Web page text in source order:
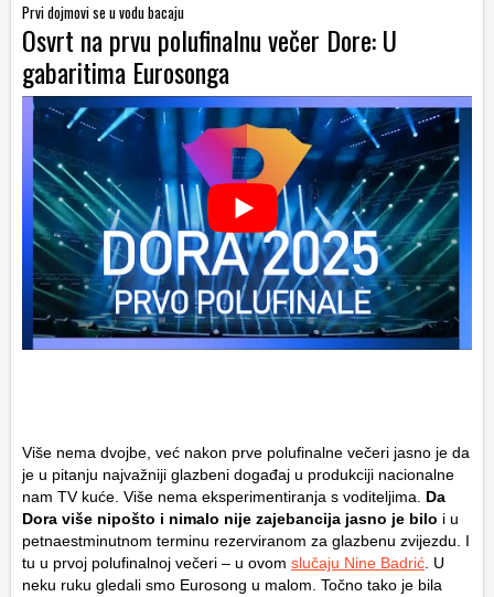
Prvi dojmovi se u vodu bacaju
Osvrt na prvu polufinalnu večer Dore: U
gabaritima Eurosonga
Više nema dvojbe, već nakon prve polufinalne večeri jasno je da
je u pitanju najvažniji glazbeni događaj u produkciji nacionalne
nam TV kuće. Više nema eksperimentiranja s voditeljima.
Da
Dora više nipošto i nimalo nije zajebancija jasno je bilo i u
petnaestminutnom terminu rezerviranom za glazbenu zvijezdu. I
tu u prvoj polufinalnoj večeri – u ovom slučaju Nine Badrić . U
neku ruku gledali smo Eurosong u malom. Točno tako je bila